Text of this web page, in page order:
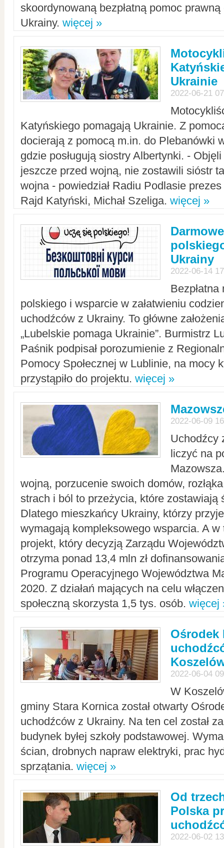
skoordynowaną bezpłatną pomoc
Ukrainy. więcej »
Ukrainie
2022-06-21
Katyńskiego pomagają Ukrainie. Z
docierają z pomocą m.in. do Plebanówki
gdzie posługują siostry Albertynki. -
jeszcze przed wojną, nie zostawili sióstr
wojna - powiedział Radiu Podlasie
Rajd Katyński, Michał Szeliga. więcej »
Ukrainy
2022-06-14
polskiego i wsparcie w załatwieniu
uchodźców z Ukrainy. To główne
„Lubelskie pomaga Ukrainie”. Burmistrz
Paśnik podpisał porozumienie z
Pomocy Społecznej w Lublinie, na mocy
przystąpiło do projektu. więcej »
2022-06-09
Uchodźcy
liczyć na
wojną, porzucenie swoich domów,
strach i ból to przeżycia, które zostawiają
Dlatego mieszkańcy Ukrainy, którzy
wymagają kompleksowego wsparcia. A w
projekt, który decyzją Zarządu
otrzyma ponad 13,4 mln zł
Programu Operacyjnego Województwa
2020. Z działań mających na celu
społeczną skorzysta 1,5 tys. osób. więcej
Ośrodek
2022-06-04
W
gminy Stara Kornica został otwarty
uchodźców z Ukrainy. Na ten cel został
budynek byłej szkoły podstawowej.
ścian, drobnych napraw elektryki, prac
sprzątania. więcej »
Od
Polska
2022-06-02